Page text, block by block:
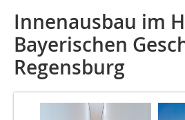
Innenausbau im
Bayerischen
Regensburg